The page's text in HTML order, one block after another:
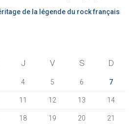
de la légende du rock français
J V S D
4 5 6 7
11 12 13 14
18 19 20 21